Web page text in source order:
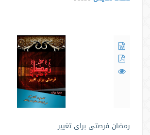
رمضان فرصتی برای تغییر